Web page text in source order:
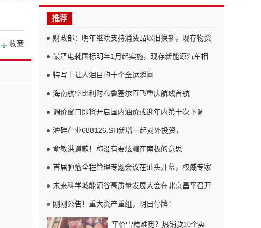
收藏
推荐
财政部：明年继续支持消费品以旧换新，现存物资
最严电耗国标明年1月起实施，现存新能源汽车相
特写｜让人泪目的十个全运瞬间
海南航空比利时布鲁塞尔直飞重庆航线首航
调价窗口即将开启国内油价或迎年内第十次下调
沪硅产业688126.SH新增一起对外投资，
俞敏洪道歉！称没有要炫耀在南极的意思
首届肿瘤全程管理专题会议在汕头开幕，权威专家
未来科学城能源谷高质量发展大会在北京昌平召开
刚刚公告！重大资产重组，明日停牌！
平价雪糕难觅？热销款10个卖